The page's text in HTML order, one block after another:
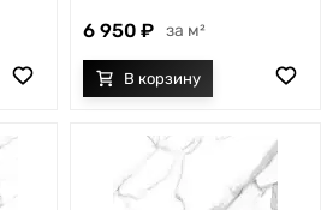
6 950 м²